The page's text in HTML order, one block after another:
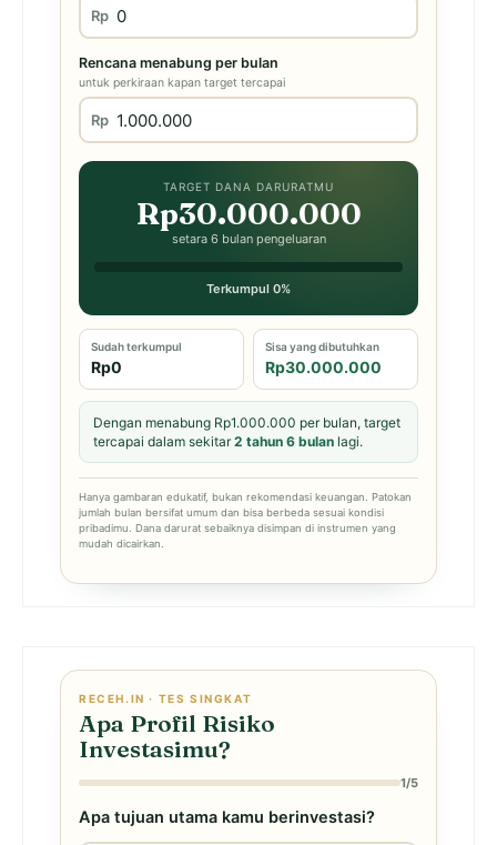
Rp
Rencana menabung per bulan
untuk perkiraan kapan target tercapai
Rp
TARGET DANA DARURATMU
Rp30.000.000
setara 6 bulan pengeluaran
Terkumpul 0%
Sudah terkumpul
Rp0
Sisa yang dibutuhkan
Rp30.000.000
Dengan menabung Rp1.000.000 per bulan, target
tercapai dalam sekitar2 tahun 6 bulan lagi.
Hanya gambaran edukatif, bukan rekomendasi keuangan. Patokan
jumlah bulan bersifat umum dan bisa berbeda sesuai kondisi
pribadimu. Dana darurat sebaiknya disimpan di instrumen yang
mudah dicairkan.
RECEH.IN · TES SINGKAT
Apa Profil Risiko
Investasimu?
1/5
Apa tujuan utama kamu berinvestasi?